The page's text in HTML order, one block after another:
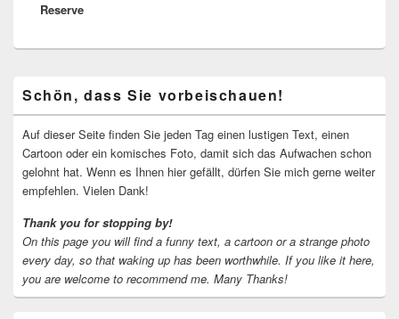
Reserve
Seitenleisten-
Widgetbereich
Schön, dass Sie vorbeischauen!
Auf dieser Seite finden Sie jeden Tag einen lustigen Text, einen
Cartoon oder ein komisches Foto, damit sich das Aufwachen schon
gelohnt hat. Wenn es Ihnen hier gefällt, dürfen Sie mich gerne weiter
empfehlen. Vielen Dank!
Thank you for stopping by!
On this page you will find a funny text, a cartoon or a strange photo
every day, so that waking up has been worthwhile. If you like it here,
you are welcome to recommend me. Many Thanks!